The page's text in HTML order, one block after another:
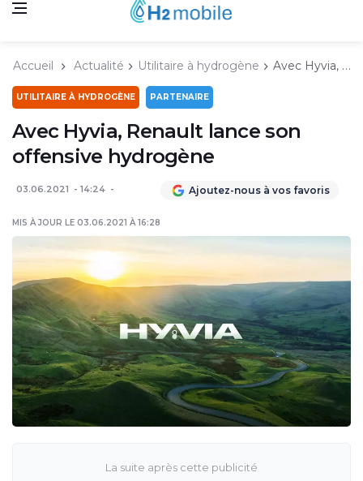
Accueil Actualité Utilitaire à hydrogène Avec Hyvia, Renault lance son offensive hydrogène
UTILITAIRE À HYDROGÈNE PARTENAIRE
Avec Hyvia, Renault lance son
offensive hydrogène
03.06.2021 14:24 Ajoutez-nous à vos favoris
MIS À JOUR LE 03.06.2021 À 16:28